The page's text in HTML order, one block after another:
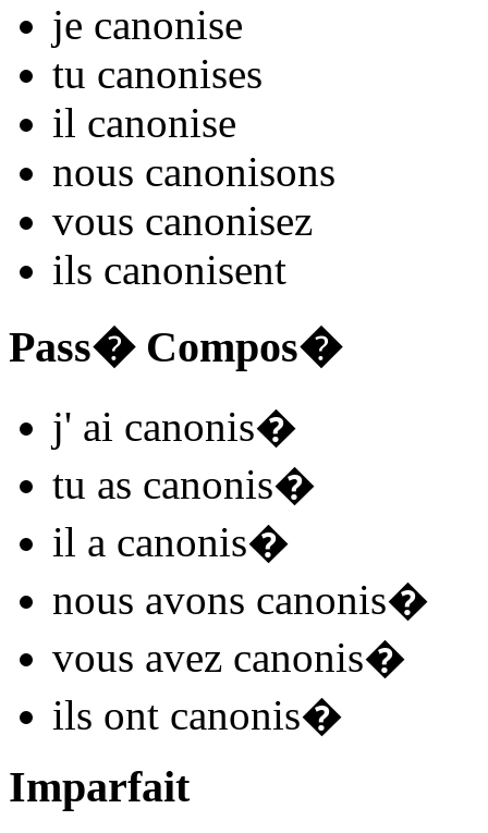
je canonise
tu canonises
il canonise
nous canonisons
vous canonisez
ils canonisent
Pass� Compos�
j' ai canonis�
tu as canonis�
il a canonis�
nous avons canonis�
vous avez canonis�
ils ont canonis�
Imparfait